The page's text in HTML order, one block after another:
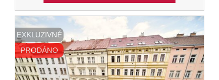
EXKLUZIVNĚ
PRODÁNO